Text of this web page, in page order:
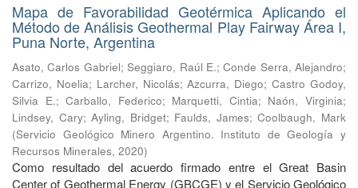
Mapa de Favorabilidad Geotérmica Aplicando el
Método de Análisis Geothermal Play Fairway Área I,
Puna Norte, Argentina
Asato, Carlos Gabriel;Seggiaro, Raúl E.;Conde Serra, Alejandro;
Carrizo, Noelia; Larcher, Nicolás;Azcurra, Diego;Castro Godoy,
Silvia E.;Carballo, Federico; Marquetti, Cintia; Naón, Virginia;
Lindsey, Cary;Ayling, Bridget; Faulds, James;Coolbaugh, Mark
(Servicio Geológico Minero Argentino. Instituto de Geología y
Recursos Minerales, 2020)
Como resultado del acuerdo firmado entre el Great Basin
Center of Geothermal Energy (GBCGE) y el Servicio Geológico